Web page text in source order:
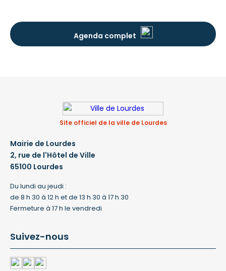
Agenda complet
Site officiel de la ville de Lourdes
Mairie de Lourdes
2, rue de l'Hôtel de Ville
65100 Lourdes
Du lundi au jeudi :
de 8 h 30 à 12 h et de 13 h 30 à 17 h 30
Fermeture à 17 h le vendredi
Suivez-nous